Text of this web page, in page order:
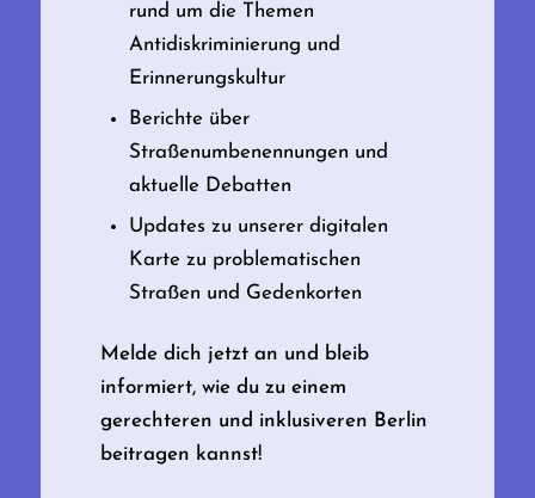
rund um die Themen
Antidiskriminierung und
Erinnerungskultur
Berichte über
Straßenumbenennungen und
aktuelle Debatten
Updates zu unserer digitalen
Karte zu problematischen
Straßen und Gedenkorten
Melde dich jetzt an und bleib
informiert, wie du zu einem
gerechteren und inklusiveren Berlin
beitragen kannst!